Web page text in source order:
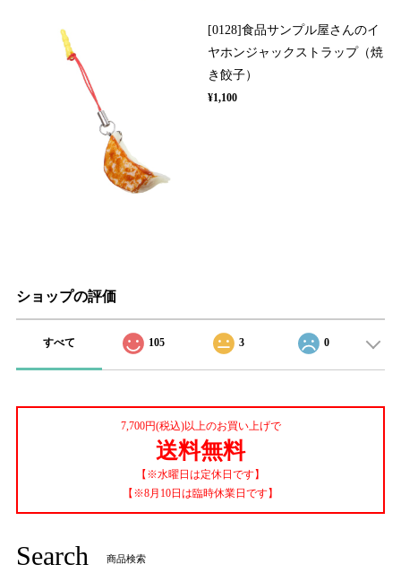
[0128]食品サンプル屋さんのイ
ヤホンジャックストラップ（焼
き餃子）
¥1,100
ショップの評価
すべて 105 3 0
7,700円(税込)以上のお買い上げで
送料無料
【※水曜日は定休日です】
【※8月10日は臨時休業日です】
Search 商品検索